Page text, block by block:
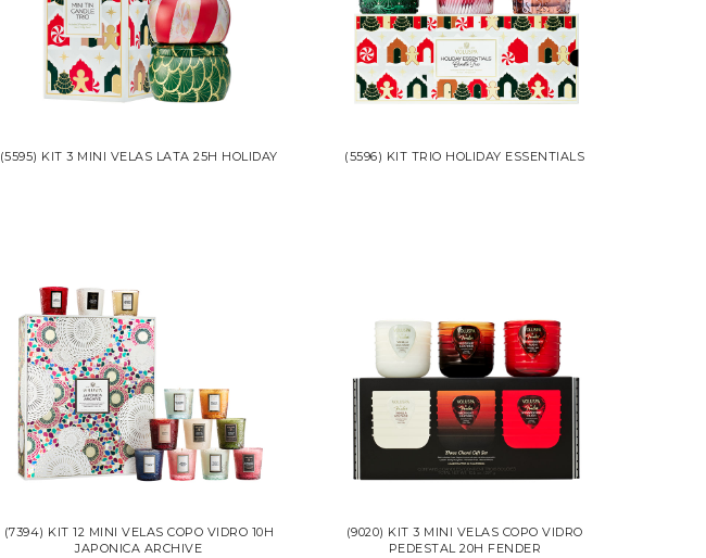
(5595) KIT 3 MINI VELAS LATA 25H HOLIDAY (5596) KIT TRIO HOLIDAY ESSENTIALS
(7394) KIT 12 MINI VELAS COPO VIDRO 10H
JAPONICA ARCHIVE
(9020) KIT 3 MINI VELAS COPO VIDRO
PEDESTAL 20H FENDER